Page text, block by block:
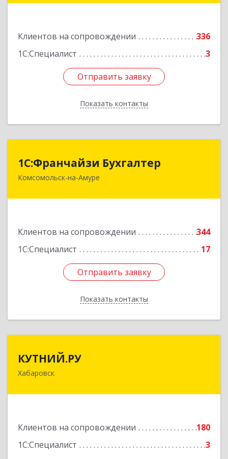
Клиентов на сопровождении
336
1С:Специалист
3
Отправить заявку
Показать контакты
Отправить заявку
Назад
1С:Франчайзи Бухгалтер
Комсомольск-на-Амуре
Клиентов на сопровождении
344
1С:Специалист
17
Отправить заявку
Показать контакты
1С:Франчайзи Бухгалтер
681000, Хабаровский край, Комсомольск-на-
Подробнее
Отправить заявку
Назад
КУТНИЙ.РУ
Хабаровск
Клиентов на сопровождении
180
1С:Специалист
3
680007, Хабаровский край, Хабаровск г,